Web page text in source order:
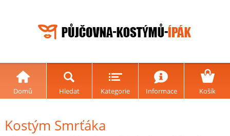
Domů Hledat Kategorie Informace Košík
Kostým Smrťáka